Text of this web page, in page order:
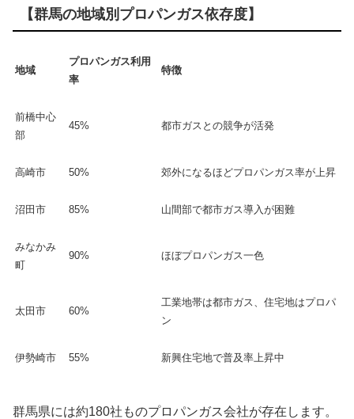
【群馬の地域別プロパンガス依存度】
地域
プロパンガス利用
率
特徴
前橋中心
部
45% 都市ガスとの競争が活発
高崎市 50% 郊外になるほどプロパンガス率が上昇
沼田市 85% 山間部で都市ガス導入が困難
みなかみ
町
90% ほぼプロパンガス一色
太田市 60%
工業地帯は都市ガス、住宅地はプロパ
ン
伊勢崎市 55% 新興住宅地で普及率上昇中
群馬県には約180社ものプロパンガス会社が存在します。